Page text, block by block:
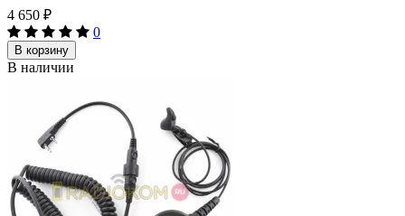
4 650 ₽
0
В корзину
В наличии